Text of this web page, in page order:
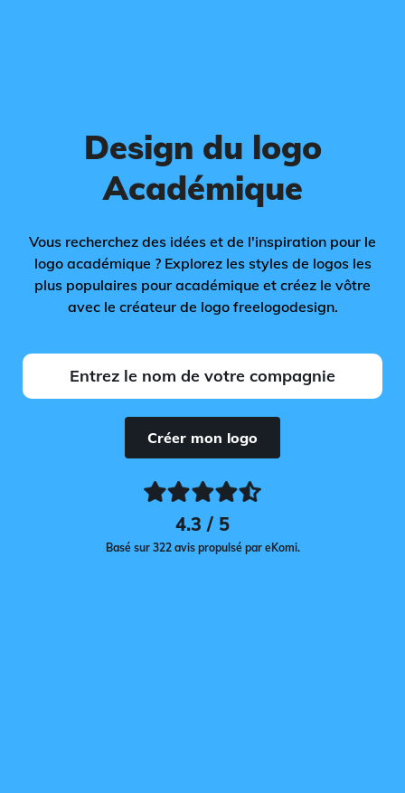
Design du logo
Académique
Vous recherchez des idées et de l'inspiration pour le
logo académique ? Explorez les styles de logos les
plus populaires pour académique et créez le vôtre
avec le créateur de logo freelogodesign.
Créer mon logo
4.3 / 5
Basé sur 322 avis propulsé par eKomi.